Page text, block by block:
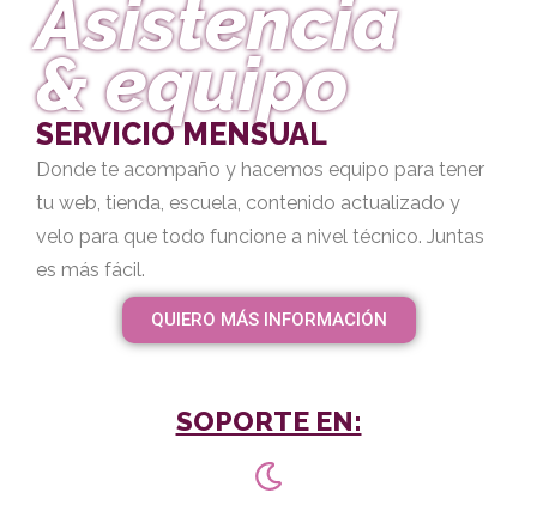
Asistencia
& equipo
SERVICIO MENSUAL
Donde te acompaño y hacemos equipo para tener
tu web, tienda, escuela, contenido actualizado y
velo para que todo funcione a nivel técnico. Juntas
es más fácil.
QUIERO MÁS INFORMACIÓN
SOPORTE EN: